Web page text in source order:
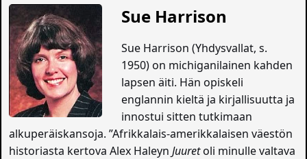
Sue Harrison
Sue Harrison (Yhdysvallat, s.
1950) on michiganilainen kahden
lapsen äiti. Hän opiskeli
englannin kieltä ja kirjallisuutta ja
innostui sitten tutkimaan
alkuperäiskansoja. ”Afrikkalais-amerikkalaisen väestön
historiasta kertova Alex HaleynJuuretoli minulle valtava